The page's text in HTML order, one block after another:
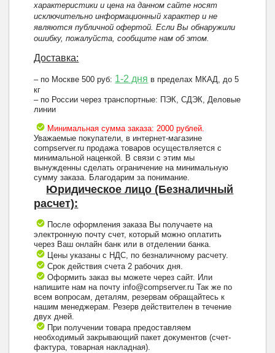
характеристики и цена на данном сайте носят
исключительно информационный характер и не
являются публичной офертой. Если Вы обнаружили
ошибку, пожалуйста, сообщите нам об этом.
Доставка:
– по Москве 500 руб: 1-2 дня в пределах МКАД, до 5
кг
– по России через транспортные: ПЭК, СДЭК, Деловые
линии
Минимальная сумма заказа: 2000 рублей.
Уважаемые покупатели, в интернет-магазине
compserver.ru продажа товаров осуществляется с
минимальной наценкой. В связи с этим мы
вынужденны сделать ограничение на минимальную
сумму заказа. Благодарим за понимание.
Юридическое лицо (Безналичный
расчет):
После оформления заказа Вы получаете на
электронную почту счет, который можно оплатить
через Ваш онлайн банк или в отделении банка.
Цены указаны с НДС, по безналичному расчету.
Срок действия счета 2 рабочих дня.
Оформить заказ вы можете через сайт. Или
напишите нам на почту info@compserver.ru Так же по
всем вопросам, деталям, резервам обращайтесь к
нашим менеджерам. Резерв действителен в течение
двух дней.
При получении товара предоставляем
необходимый закрывающий пакет документов (счет-
фактура, товарная накладная).